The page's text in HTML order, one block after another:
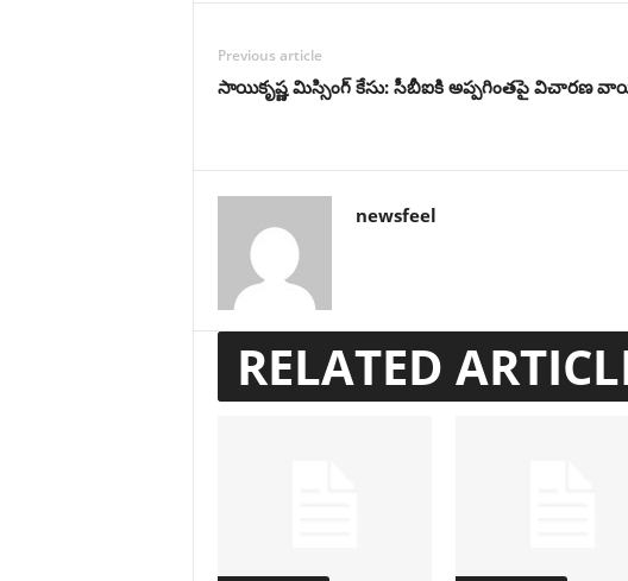
Previous article
సాయికృష్ణ మిస్సింగ్ కేసు: సీబీఐకి అప్పగింతపై విచారణ
newsfeel
RELATED